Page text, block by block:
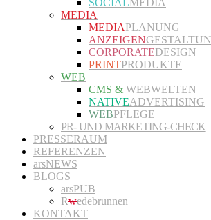
MEDIA
MEDIAPLANUNG
ANZEIGEN
CORPORATEDESIGN
PRINTPRODUKTE
WEB
CMS & WEBWELTEN
NATIVEADVERTISING
WEBPFLEGE
PR- UND MARKETING-CHECK
PRESSERAUM
REFERENZEN
arsNEWS
BLOGS
arsPUB
Rwedebrunnen
KONTAKT